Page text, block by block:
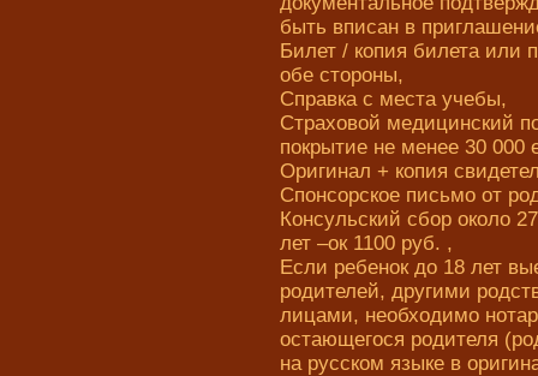
быть вписан в
Билет / копия билета или
обе стороны,
Справка с места учебы,
Страховой медицинский
покрытие не менее 30 000
Оригинал + копия
Спонсорское письмо от
Консульский сбор около
лет –ок 1100 руб. ,
Если ребенок до 18 лет
родителей, другими
лицами, необходимо
остающегося родителя
на русском языке в